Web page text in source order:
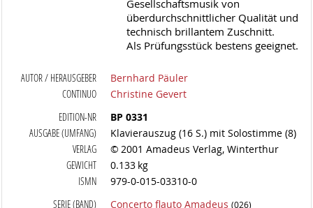
Gesellschaftsmusik von
überdurchschnittlicher Qualität und
technisch brillantem Zuschnitt.
Als Prüfungsstück bestens geeignet.
AUTOR / HERAUSGEBER
Bernhard Päuler
CONTINUO
Christine Gevert
EDITION-NR
BP 0331
AUSGABE (UMFANG)
Klavierauszug (16 S.) mit Solostimme (8)
VERLAG
© 2001 Amadeus Verlag, Winterthur
GEWICHT
0.133 kg
ISMN
979-0-015-03310-0
SERIE (BAND)
Concerto flauto Amadeus (026)